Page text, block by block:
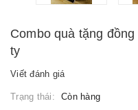
Combo quà tặng
ty
Viết đánh giá
Trạng thái: Còn hàng